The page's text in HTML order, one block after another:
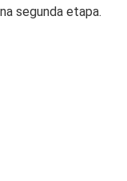
segunda etapa.